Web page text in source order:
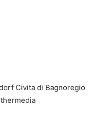
Civita di Bagnoregio